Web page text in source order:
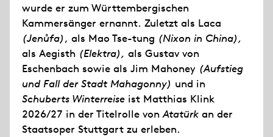
wurde er zum Württembergischen
Kammersänger ernannt. Zuletzt als Laca
(Jenůfa), als Mao Tse-tung (Nixon in China),
als Aegisth (Elektra), als Gustav von
Eschenbach sowie als Jim Mahoney (Aufstieg
und Fall der Stadt Mahagonny) und in
Schuberts Winterreise ist Matthias Klink
2026/27 in der Titelrolle vonAtatürk an der
Staatsoper Stuttgart zu erleben.